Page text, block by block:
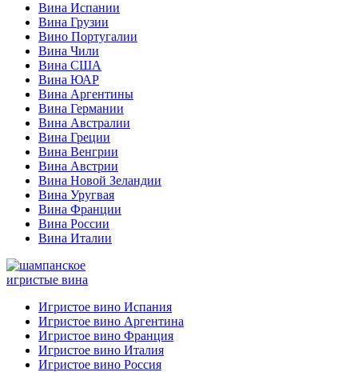
Вина Испании
Вина Грузии
Вино Португалии
Вина Чили
Вина США
Вина ЮАР
Вина Аргентины
Вина Германии
Вина Австралии
Вина Греции
Вина Венгрии
Вина Австрии
Вина Новой Зеландии
Вина Уругвая
Вина Франции
Вина России
Вина Италии
игристые вина
Игристое вино Испания
Игристое вино Аргентина
Игристое вино Франция
Игристое вино Италия
Игристое вино Россия